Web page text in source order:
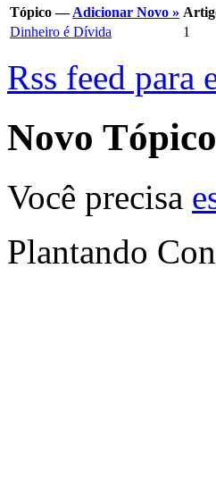
Tópico —Adicionar Novo »
Dinheiro é Dívida
1
Rss feed para
Novo
Você precisa
Plantando